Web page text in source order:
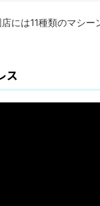
には11種類のマシー
ス